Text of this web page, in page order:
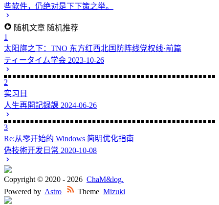
些软件，仍绝对是下下策之举。
随机文章 随机推荐
1
太阳旗之下：TNO 东方红西北国防阵线党权线·前篇
ティータイム学会 2023-10-26
2
实习日
人生再開記録課 2024-06-26
3
Re:从零开始的 Windows 简明优化指南
偽技術开发日常 2020-10-08
Copyright © 2020 - 2026 ChaM&log.
Powered by Astro Theme Mizuki